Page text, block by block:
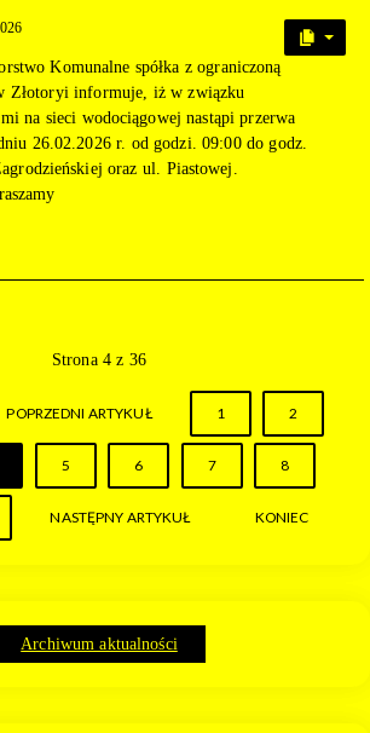
Komunalne spółka z ograniczoną
Złotoryi informuje, iż w związku
na sieci wodociągowej nastąpi przerwa
26.02.2026 r. od godzi. 09:00 do godz.
oraz ul. Piastowej.
Strona 4 z 36
POPRZEDNI ARTYKUŁ 1 2
5 6 7 8
NASTĘPNY ARTYKUŁ KONIEC
Archiwum aktualności